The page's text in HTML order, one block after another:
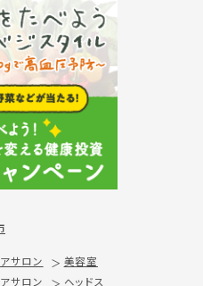
サロン
美容室
サロン
ヘッドス